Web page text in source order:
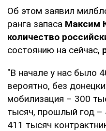
Об этом заявил
ранга запаса Максим
количество
состоянию на сейчас,
"В начале у нас было
вероятно, без
мобилизация – 300
тысяч, прошлый год –
411 тысяч